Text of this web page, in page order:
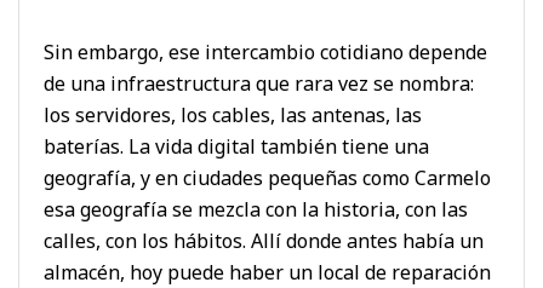
Sin embargo, ese intercambio cotidiano depende
de una infraestructura que rara vez se nombra:
los servidores, los cables, las antenas, las
baterías. La vida digital también tiene una
geografía, y en ciudades pequeñas como Carmelo
esa geografía se mezcla con la historia, con las
calles, con los hábitos. Allí donde antes había un
almacén, hoy puede haber un local de reparación